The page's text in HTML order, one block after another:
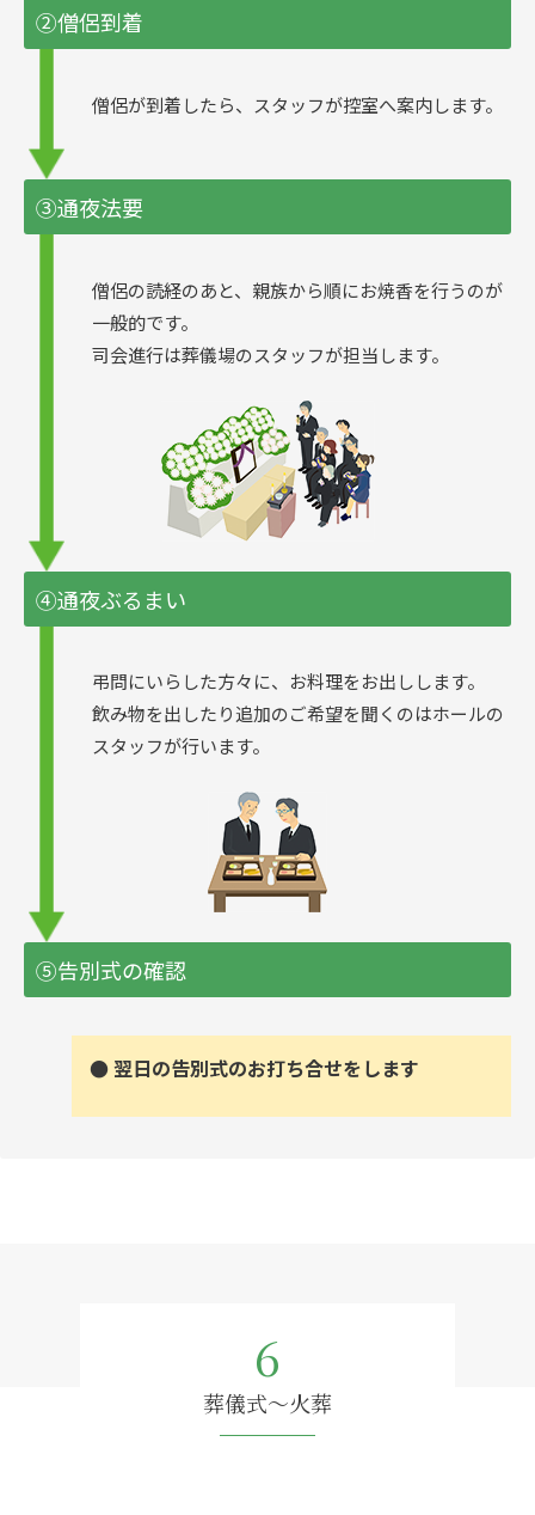
②僧侶到着
僧侶が到着したら、スタッフが控室へ案内します。
③通夜法要
僧侶の読経のあと、親族から順にお焼香を行うのが
一般的です。
司会進行は葬儀場のスタッフが担当します。
④通夜ぶるまい
弔問にいらした方々に、お料理をお出しします。
飲み物を出したり追加のご希望を聞くのはホールの
スタッフが行います。
⑤告別式の確認
● 翌日の告別式のお打ち合せをします
6
葬儀式～火葬